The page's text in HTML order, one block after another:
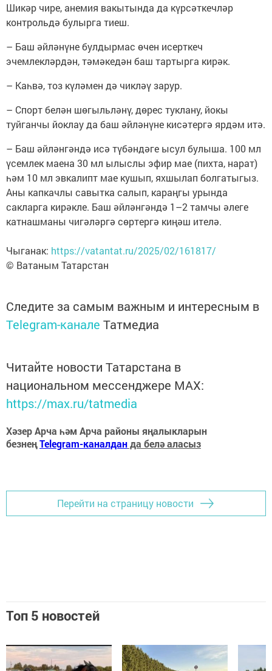
Шикәр чире, анемия вакытында да күрсәткечләр
контрольдә булырга тиеш.
– Баш әйләнүне булдырмас өчен исерткеч
эчемлекләрдән, тәмәкедән баш тартырга кирәк.
– Каһвә, тоз күләмен дә чикләү зарур.
– Спорт белән шөгыльләнү, дөрес туклану, йокы
туйганчы йоклау да баш әйләнүне кисәтергә ярдәм итә.
– Баш әйләнгәндә исә түбәндәге ысул булыша. 100 мл
үсемлек маена 30 мл ылыслы эфир мае (пихта, нарат)
һәм 10 мл эвкалипт мае кушып, яхшылап болгатыгыз.
Аны капкачлы савытка салып, караңгы урында
сакларга кирәкле. Баш әйләнгәндә 1–2 тамчы әлеге
катнашманы чигәләргә сөртергә киңәш ителә.
Чыганак: https://vatantat.ru/2025/02/161817/
© Ватаным Татарстан
Следите за самым важным и интересным в
Telegram-канале Татмедиа
Читайте новости Татарстана в
национальном мессенджере MАХ:
https://max.ru/tatmedia
Хәзер Арча һәм Арча районы яңалыкларын
безнеңTelegram-каналданда белә аласыз
Перейти на страницу новости
Топ 5 новостей